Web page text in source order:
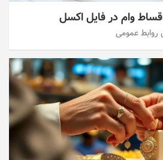
وام در فایل اکسل
عمومی